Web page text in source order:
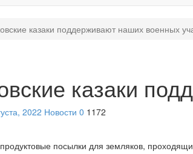
казаки поддерживают наших военных
казаки
2022 Новости 0 1172
посылки для земляков,